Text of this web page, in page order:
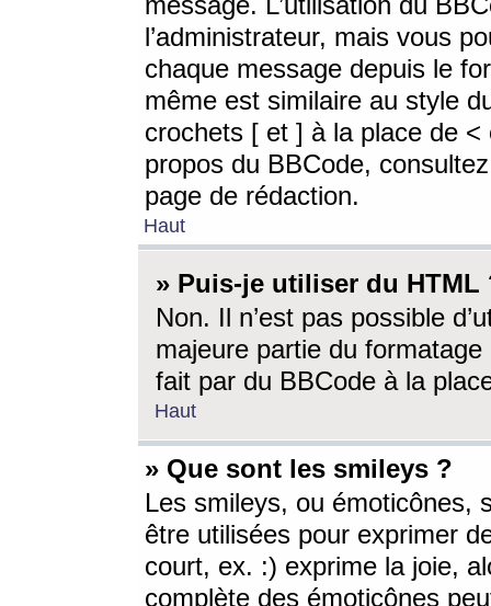
l’administrateur, mais vous
chaque message depuis le
même est similaire au style
crochets [ et ] à la place de <
propos du BBCode,
page de rédaction.
Haut
» Puis-je utiliser du HTML
Non. Il n’est pas possible
majeure partie du
fait par du BBCode à la
Haut
» Que sont les smileys ?
Les smileys, ou émoticônes,
être utilisées pour exprimer
court, ex. :) exprime la joie,
complète des émoticônes